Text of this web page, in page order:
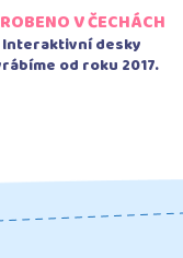
V ČECHÁCH
Interaktivní desky
od roku 2017.